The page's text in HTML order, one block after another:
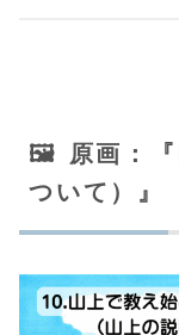
🖼️ 原画：『
ついて）』